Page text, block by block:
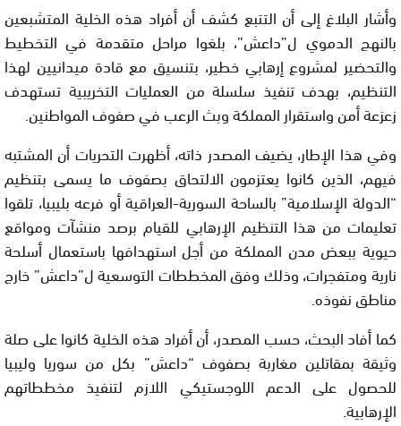
وأشار البلاغ إلى أن التتبع كشف أن أفراد هذه الخلية المتشبعين
بالنهج الدموي ل”داعش”، بلغوا مراحل متقدمة في التخطيط
والتحضير لمشروع إرهابي خطير، بتنسيق مع قادة ميدانيين لهذا
التنظيم، بهدف تنفيذ سلسلة من العمليات التخريبية تستهدف
زعزعة أمن واستقرار المملكة وبث الرعب في صفوف المواطنين.
وفي هذا الإطار، يضيف المصدر ذاته، أظهرت التحريات أن المشتبه
فيهم، الذين كانوا يعتزمون الالتحاق بصفوف ما يسمى بتنظيم
“الدولة الإسلامية” بالساحة السورية-العراقية أو فرعه بليبيا، تلقوا
تعليمات من هذا التنظيم الإرهابي للقيام برصد منشآت ومواقع
حيوية ببعض مدن المملكة من أجل استهدافها باستعمال أسلحة
نارية ومتفجرات، وذلك وفق المخططات التوسعية ل”داعش” خارج
مناطق نفوذه.
كما أفاد البحث، حسب المصدر، أن أفراد هذه الخلية كانوا على صلة
وثيقة بمقاتلين مغاربة بصفوف “داعش” بكل من سوريا وليبيا
للحصول على الدعم اللوجستيكي اللازم لتنفيذ مخططاتهم
الإرهابية.